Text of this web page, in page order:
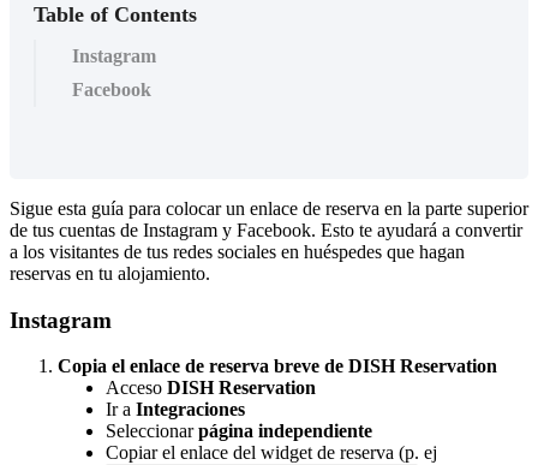
Table of Contents
Instagram
Facebook
Sigue esta guía para colocar un enlace de reserva en la parte superior
de tus cuentas de Instagram y Facebook. Esto te ayudará a convertir
a los visitantes de tus redes sociales en huéspedes que hagan
reservas en tu alojamiento.
Instagram
Copia el enlace de reserva breve de DISH Reservation
Acceso DISH Reservation
Ir a Integraciones
Seleccionarpágina independiente
Copiar el enlace del widget de reserva (p. ej